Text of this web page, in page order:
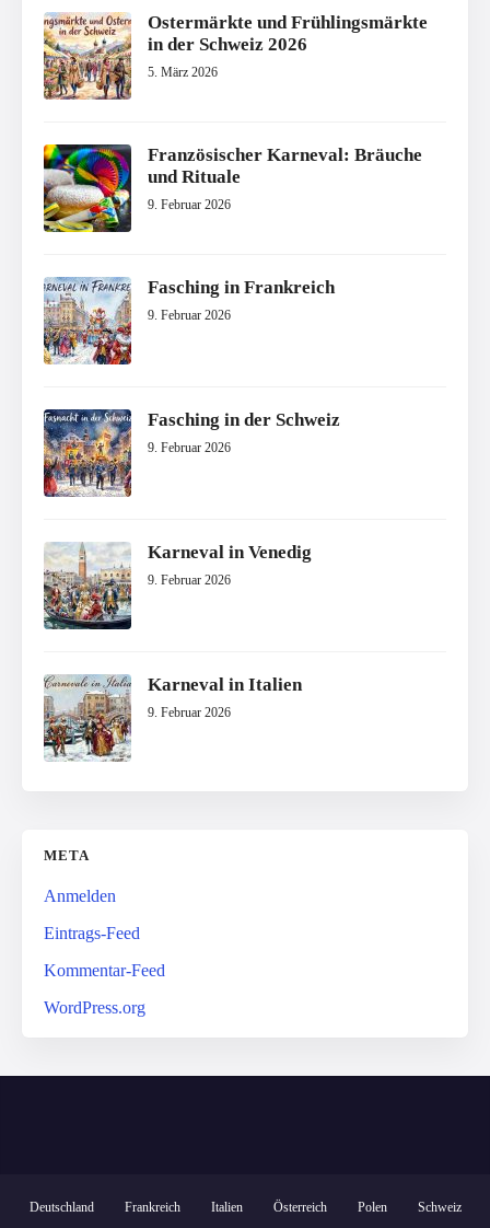
Ostermärkte und Frühlingsmärkte
in der Schweiz 2026
5. März 2026
Französischer Karneval: Bräuche
und Rituale
9. Februar 2026
Fasching in Frankreich
9. Februar 2026
Fasching in der Schweiz
9. Februar 2026
Karneval in Venedig
9. Februar 2026
Karneval in Italien
9. Februar 2026
META
Anmelden
Eintrags-Feed
Kommentar-Feed
WordPress.org
Deutschland Frankreich Italien Österreich Polen
Schweiz